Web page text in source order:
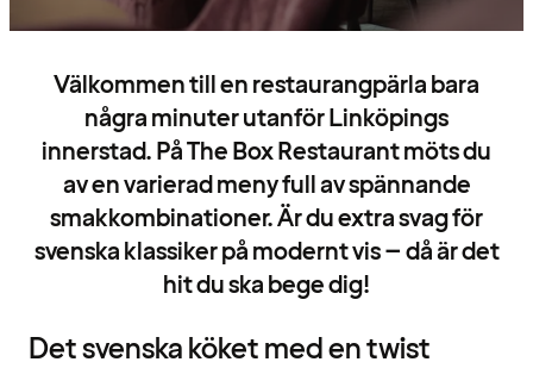
Välkommen till en restaurangpärla bara
några minuter utanför Linköpings
innerstad. På The Box Restaurant möts du
av en varierad meny full av spännande
smakkombinationer. Är du extra svag för
svenska klassiker på modernt vis – då är det
hit du ska bege dig!
Det svenska köket med en twist